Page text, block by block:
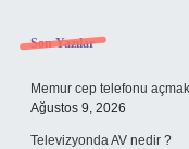
Sidebar
Son Yazılar
Memur cep telefonu
Ağustos 9, 2026
Televizyonda AV nedir ?